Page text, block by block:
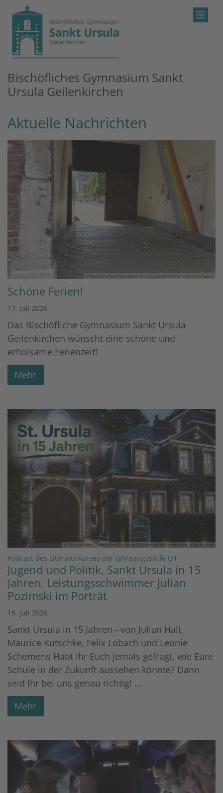
Zum Inhalt springen
Bischöfliches Gymnasium Sankt
Ursula Geilenkirchen
Aktuelle Nachrichten
© Bischöfliches Gymnasium St. Ursula Geilenkirchen (Dominik Esser)
Schöne Ferien!
17. Juli 2026
Das Bischöfliche Gymnasium Sankt Ursula
Geilenkirchen wünscht eine schöne und
erholsame Ferienzeit!
Mehr
© Bischöfliches Gymnasium St. Ursula Geilenkirchen (Literaturkurs, KI-generiert)
Podcast des Literaturkurses der Jahrgangsstufe Q1
Jugend und Politik, Sankt Ursula in 15
Jahren, Leistungsschwimmer Julian
Pozimski im Porträt
15. Juli 2026
Sankt Ursula in 15 Jahren - von Julian Hall,
Maurice Kutschke, Felix Lobach und Leonie
Schemens Habt ihr Euch jemals gefragt, wie Eure
Schule in der Zukunft aussehen könnte? Dann
seid Ihr bei uns genau richtig! ...
Mehr